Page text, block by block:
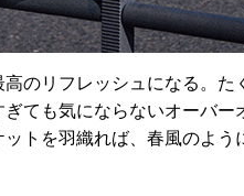
のリフレッシュになる。た
ても気にならないオーバー
トを羽織れば、春風のよう